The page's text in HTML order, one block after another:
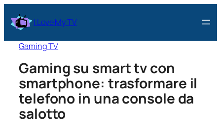
I Love My TV
Gaming TV
Gaming su smart tv con
smartphone: trasformare il
telefono in una console da
salotto